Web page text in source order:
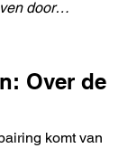
door…
Over de
komt van